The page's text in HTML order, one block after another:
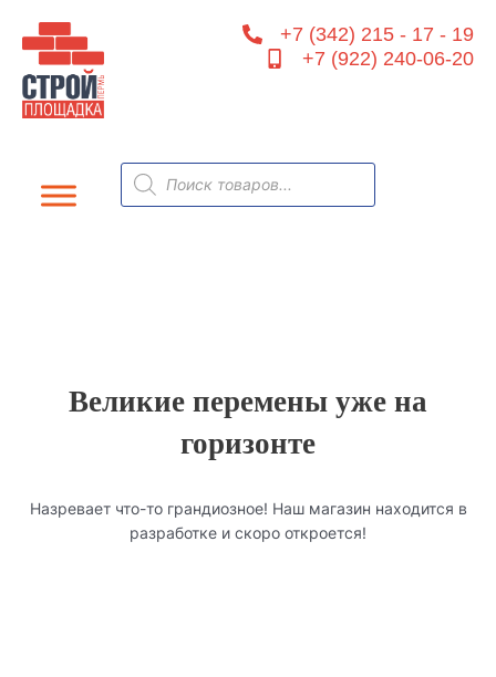
содержимому
+7 (342) 215 - 17 - 19
+7 (922) 240-06-20
Поиск
товаров
Великие перемены уже на
горизонте
Назревает что-то грандиозное! Наш магазин находится в
разработке и скоро откроется!